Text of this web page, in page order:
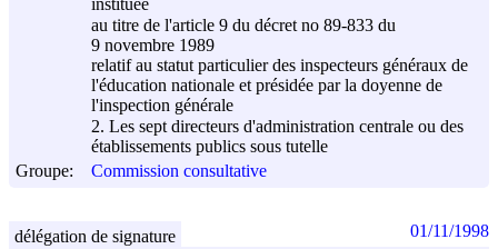
instituée
au titre de l'article 9 du décret no 89-833 du
9 novembre 1989
relatif au statut particulier des inspecteurs généraux de
l'éducation nationale et présidée par la doyenne de
l'inspection générale
2. Les sept directeurs d'administration centrale ou des
établissements publics sous tutelle
Groupe:
Commission consultative
délégation de signature 01/11/1998